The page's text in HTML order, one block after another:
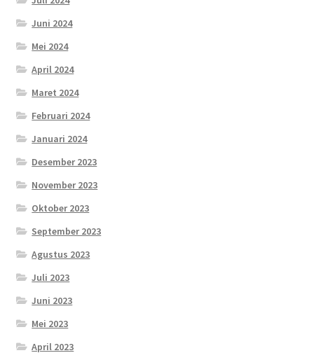
Juni 2024
Mei 2024
April 2024
Maret 2024
Februari 2024
Januari 2024
Desember 2023
November 2023
Oktober 2023
September 2023
Agustus 2023
Juli 2023
Juni 2023
Mei 2023
April 2023